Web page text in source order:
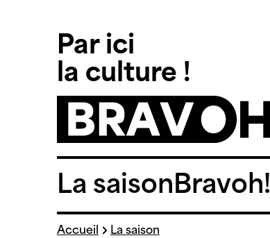
Par ici
la culture !
La saisonBravoh!
Skip
Accueil La saison